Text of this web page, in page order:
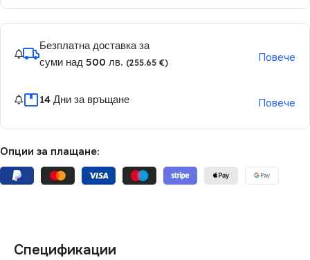
Безплатна доставка за
суми над 500 лв. (255.65 €) Повече
14 Дни за връщане Повече
Опции за плащане:
Спецификации